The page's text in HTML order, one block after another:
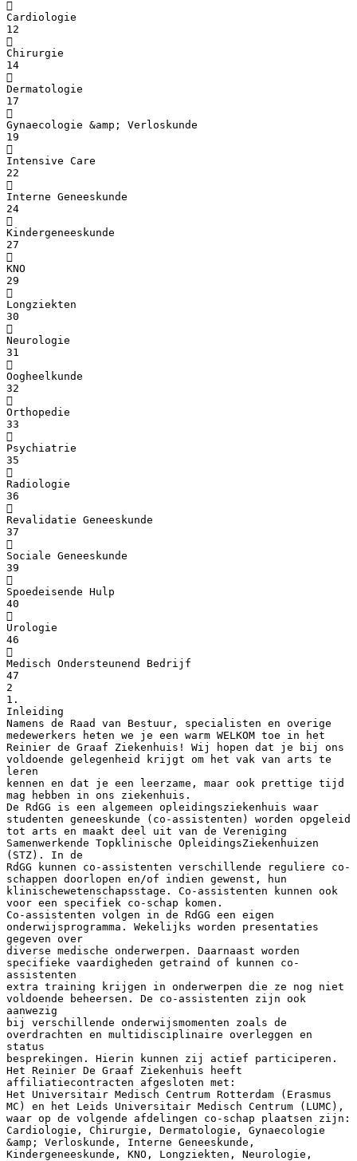

Cardiologie
12

Chirurgie
14

Dermatologie
17

Gynaecologie &amp; Verloskunde
19

Intensive Care
22

Interne Geneeskunde
24

Kindergeneeskunde
27

KNO
29

Longziekten
30

Neurologie
31

Oogheelkunde
32

Orthopedie
33

Psychiatrie
35

Radiologie
36

Revalidatie Geneeskunde
37

Sociale Geneeskunde
39

Spoedeisende Hulp
40

Urologie
46

Medisch Ondersteunend Bedrijf
47
2
1.
Inleiding
Namens de Raad van Bestuur, specialisten en overige
medewerkers heten we je een warm WELKOM toe in het
Reinier de Graaf Ziekenhuis! Wij hopen dat je bij ons
voldoende gelegenheid krijgt om het vak van arts te
leren
kennen en dat je een leerzame, maar ook prettige tijd
mag hebben in ons ziekenhuis.
De RdGG is een algemeen opleidingsziekenhuis waar
studenten geneeskunde (co-assistenten) worden opgeleid
tot arts en maakt deel uit van de Vereniging
Samenwerkende Topklinische OpleidingsZiekenhuizen
(STZ). In de
RdGG kunnen co-assistenten verschillende reguliere co-
schappen doorlopen en/of indien gewenst, hun
klinischewetenschapsstage. Co-assistenten kunnen ook
voor een specifiek co-schap komen.
Co-assistenten volgen in de RdGG een eigen
onderwijsprogramma. Wekelijks worden presentaties
gegeven over
diverse medische onderwerpen. Daarnaast worden
specifieke vaardigheden getraind of kunnen co-
assistenten
extra training krijgen in onderwerpen die ze nog niet
voldoende beheersen. De co-assistenten zijn ook
aanwezig
bij verschillende onderwijsmomenten zoals de
overdrachten en multidisciplinaire overleggen en
status
besprekingen. Hierin kunnen zij actief participeren.
Het Reinier De Graaf Ziekenhuis heeft
affiliatiecontracten afgesloten met:
Het Universitair Medisch Centrum Rotterdam (Erasmus
MC) en het Leids Universitair Medisch Centrum (LUMC),
waar op de volgende afdelingen co-schap plaatsen zijn:
Cardiologie, Chirurgie, Dermatologie, Gynaecologie
&amp; Verloskunde, Interne Geneeskunde,
Kindergeneeskunde, KNO, Longziekten, Neurologie,